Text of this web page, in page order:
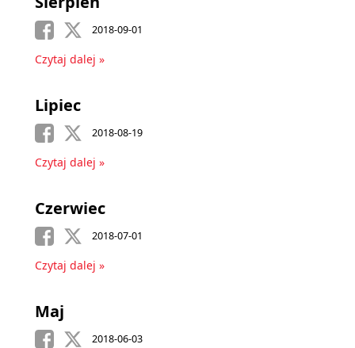
2018-09-01
Czytaj dalej »
Lipiec
2018-08-19
Czytaj dalej »
Czerwiec
2018-07-01
Czytaj dalej »
Maj
2018-06-03